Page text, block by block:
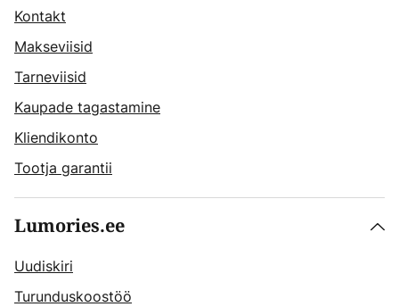
Kontakt
Makseviisid
Tarneviisid
Kaupade tagastamine
Kliendikonto
Tootja garantii
Lumories.ee
Uudiskiri
Turunduskoostöö